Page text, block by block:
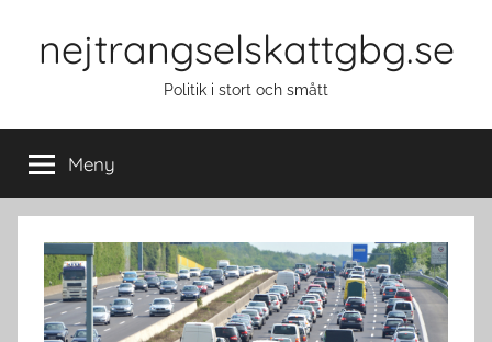
nejtrangselskattgbg.se
Politik i stort och smått
Meny